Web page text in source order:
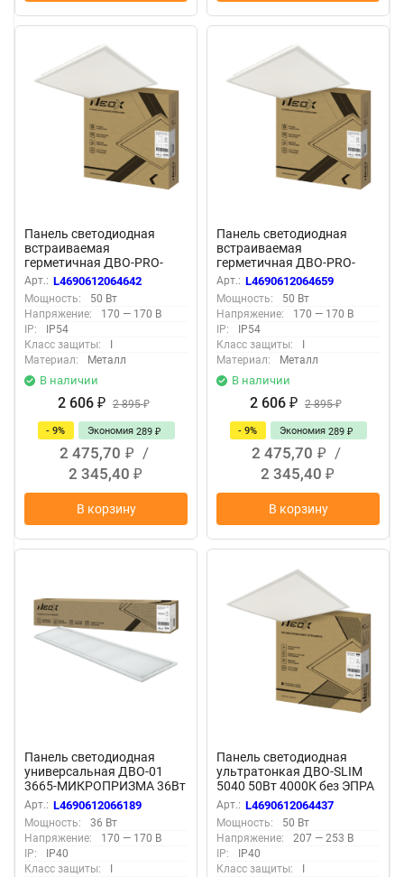
Панель светодиодная
встраиваемая
герметичная ДВО-PRO-
IP54 5040-ОПАЛ 50Вт
4000К 120лм/Вт CRI80 IP54
595х595х30мм белая NEOX
Арт.: L4690612064642
Мощность:
50 Вт
Напряжение:
170 — 170 В
IP:
IP54
Класс защиты:
Материал:
Металл
В наличии
2 606 ₽ 2 895₽
- 9% Экономия 289 ₽
2 475,70 ₽
/
2 345,40 ₽
В корзину
Панель светодиодная
встраиваемая
герметичная ДВО-PRO-
IP54 5065-ОПАЛ 50Вт
6500К 120лм/Вт CRI80 IP54
595х595х30мм белая NEOX
Арт.: L4690612064659
Мощность:
50 Вт
Напряжение:
170 — 170 В
IP:
IP54
Класс защиты:
Материал:
Металл
В наличии
2 606 ₽ 2 895₽
- 9% Экономия 289 ₽
2 475,70 ₽
/
2 345,40 ₽
В корзину
Панель светодиодная
универсальная ДВО-01
3665-МИКРОПРИЗМА 36Вт
6500K IP40
1195x180х19мм белая
NEOX
Арт.: L4690612066189
Мощность:
36 Вт
Напряжение:
170 — 170 В
IP:
IP40
Класс защиты:
Панель светодиодная
ультратонкая ДВО-SLIM
5040 50Вт 4000К без ЭПРА
IP40 595х595х8,5мм белая
NEOX
Арт.: L4690612064437
Мощность:
50 Вт
Напряжение:
207 — 253 В
IP:
IP40
Класс защиты: